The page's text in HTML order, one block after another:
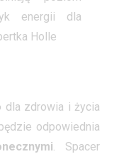
energii dla
Holle
dla zdrowia i życia
odpowiednia
. Spacer